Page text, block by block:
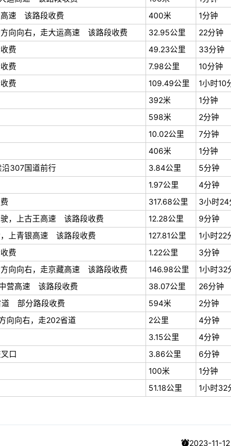
高速 该路段收费
400米
1分钟
向向右，走大运高速 该路段收费
32.95公里
22分钟
费
49.23公里
33分钟
费
7.98公里
10分钟
费
109.49公里
1小时10
392米
1分钟
598米
2分钟
10.02公里
7分钟
406米
1分钟
307国道前行
3.84公里
5分钟
1.97公里
4分钟
317.68公里
3小时24
，上古王高速 该路段收费
12.28公里
9分钟
，上青银高速 该路段收费
127.81公里
1小时22
费
1.22公里
3分钟
向向右，走京藏高速 该路段收费
146.98公里
1小时32
营高速 该路段收费
38.07公里
26分钟
道 部分路段收费
594米
2分钟
向向右，走202省道
2公里
4分钟
3.15公里
4分钟
口
3.86公里
6分钟
100米
1分钟
51.18公里 1小时32
2023-11-